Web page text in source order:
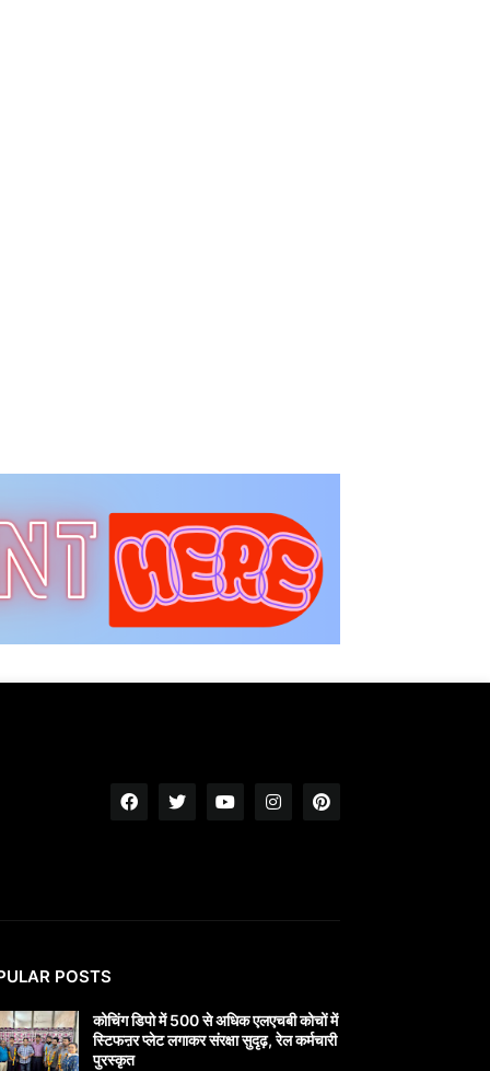
POSTS
कोचिंग डिपो में 500 से अधिक एलएचबी कोचों में
स्टिफऩर प्लेट लगाकर संरक्षा सुदृढ़, रेल कर्मचारी
पुरस्कृत